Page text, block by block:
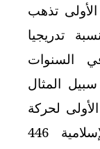
تذهب
تدريجيا
السنوات
المثال
الأولى لحركة
الشبيبة، فيما لم يصوّت للكتلة الإسلامية 446